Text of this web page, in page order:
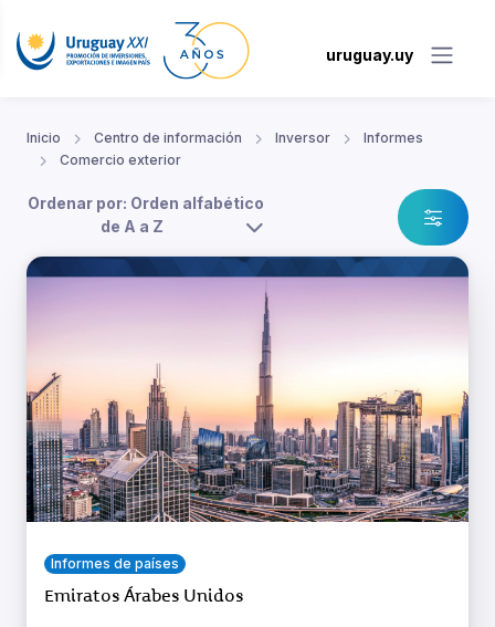
uruguay.uy
Inicio Centro de información Inversor
Informes
Comercio exterior
Ordenar por: Orden alfabético
de A a Z
Informes de países
Emiratos Árabes Unidos